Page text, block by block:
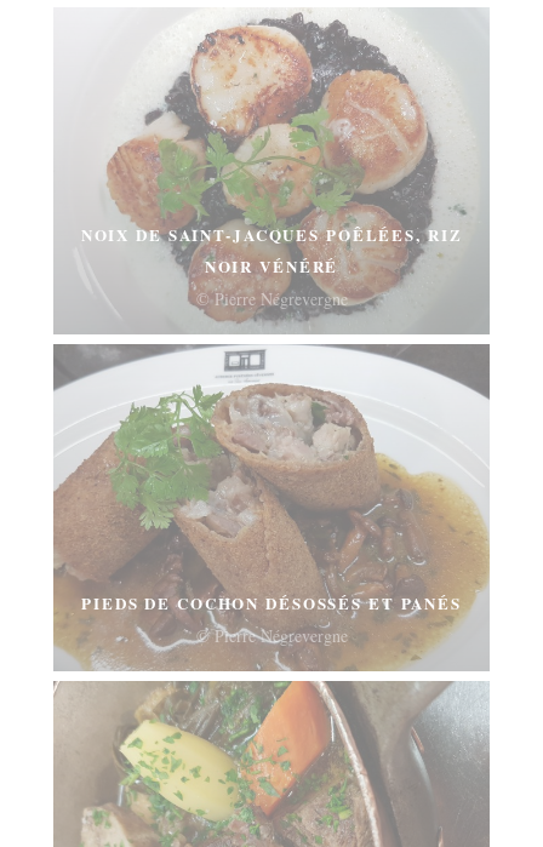
NOIX DE SAINT-JACQUES POÊLÉES, RIZ
NOIR VÉNÉRÉ
© Pierre Négrevergne
PIEDS DE COCHON DÉSOSSÉS ET PANÉS
© Pierre Négrevergne